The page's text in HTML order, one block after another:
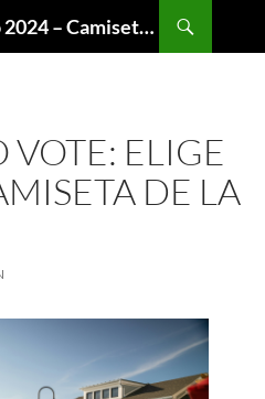
Camisetas de Baloncesto 2024 – Camisetas NBA
VOTE: ELIGE
DE LA